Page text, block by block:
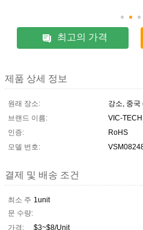
최고의 가격
제품 상세 정보
원래 장소:
강소, 중국
브랜드 이름:
VIC-TECH
인증:
RoHS
모델 번호:
결제 및 배송 조건
최소 주
문 수량:
1unit
가격:
$3~$8/Unit